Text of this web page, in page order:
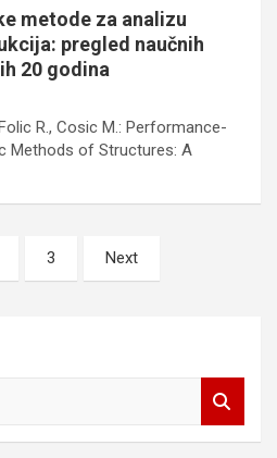
metode za analizu
pregled naučnih
20 godina
R., Cosic M.: Performance-
Methods of Structures: A
3 Next